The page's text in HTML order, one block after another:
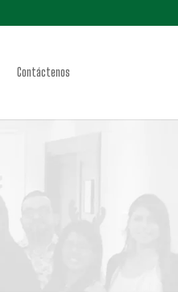
Contáctenos